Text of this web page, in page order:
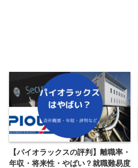
【パイオラックスの評判】離職率・
年収・将来性・やばい？就職難易度